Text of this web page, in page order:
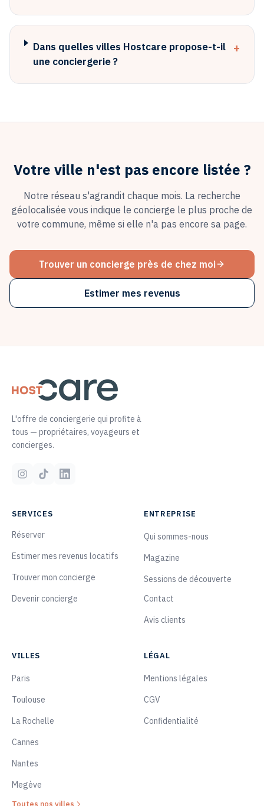
Dans quelles villes Hostcare propose-t-il
une conciergerie ?
+
Votre ville n'est pas encore listée ?
Notre réseau s'agrandit chaque mois. La recherche
géolocalisée vous indique le concierge le plus proche de
votre commune, même si elle n'a pas encore sa page.
Trouver un concierge près de chez moi
Estimer mes revenus
L'offre de conciergerie qui profite à
tous — propriétaires, voyageurs et
concierges.
SERVICES
Réserver
Estimer mes revenus locatifs
Trouver mon concierge
Devenir concierge
ENTREPRISE
Qui sommes-nous
Magazine
Sessions de découverte
Contact
Avis clients
VILLES
Paris
Toulouse
La Rochelle
Cannes
Nantes
Megève
Toutes nos villes
LÉGAL
Mentions légales
CGV
Confidentialité